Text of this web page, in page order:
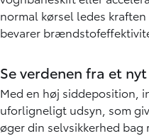
normal kørsel ledes
bevarer
Se verdenen fra et
Med en høj siddeposition,
uforligneligt udsyn, som
øger din selvsikkerhed bag